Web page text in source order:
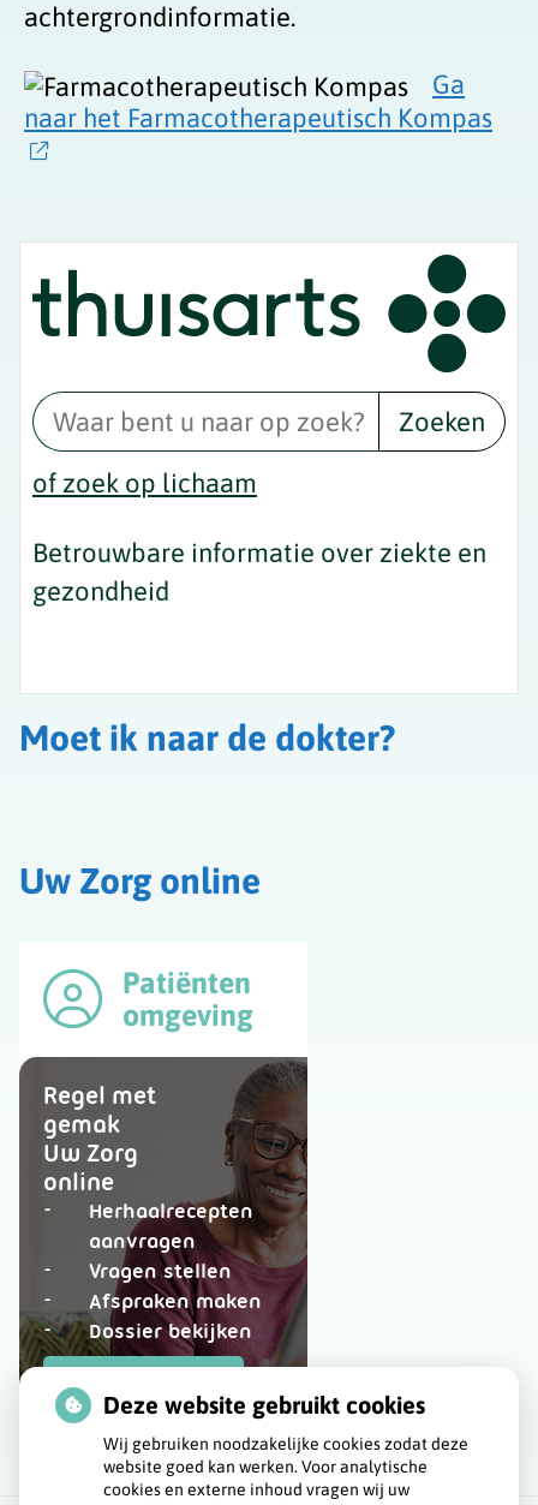
achtergrondinformatie.
Ga
naar het Farmacotherapeutisch Kompas
Zoeken
of zoek op lichaam
Betrouwbare informatie over ziekte en
gezondheid
Moet ik naar de dokter?
Uw Zorg online
Patiënten
omgeving
Regel met
gemak
Uw Zorg
online
Herhaalrecepten
aanvragen
Vragen stellen
Afspraken maken
Dossier bekijken
patiëntenomgeving
Huisartsenpraktijk
de
Beting
Deze website gebruikt cookies
Wij gebruiken noodzakelijke cookies zodat deze
website goed kan werken. Voor analytische
cookies en externe inhoud vragen wij uw